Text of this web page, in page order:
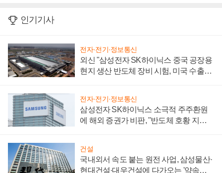
인기기사
전자·전기·정보통신
외신 "삼성전자 SK하이닉스 중국 공장용
현지 생산 반도체 장비 시험, 미국 수출통
전자·전기·정보통신
삼성전자 SK하이닉스 소극적 주주환원
에 해외 증권가 비판, "반도체 호황 지속
건설
국내외서 속도 붙는 원전 사업, 삼성물산·
현대건설·대우건설에 다가오는 '약속의